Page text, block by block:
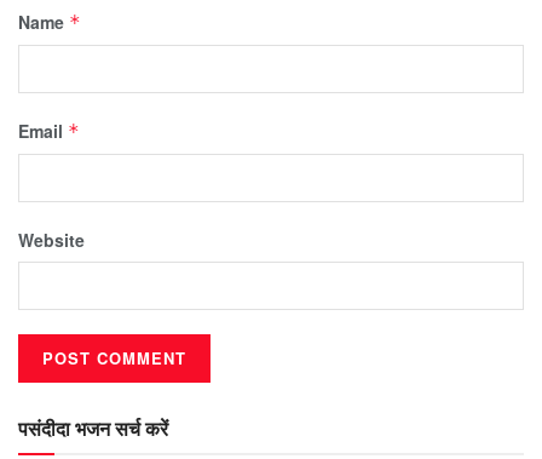
Name *
Email *
Website
पसंदीदा भजन सर्च करें